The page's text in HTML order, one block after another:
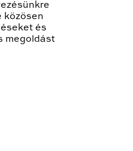
közösen
és
megoldást